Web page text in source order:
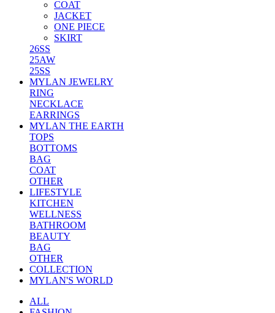
COAT
JACKET
ONE PIECE
SKIRT
26SS
25AW
25SS
MYLAN JEWELRY
RING
NECKLACE
EARRINGS
MYLAN THE EARTH
TOPS
BOTTOMS
BAG
COAT
OTHER
LIFESTYLE
KITCHEN
WELLNESS
BATHROOM
BEAUTY
BAG
OTHER
COLLECTION
MYLAN'S WORLD
ALL